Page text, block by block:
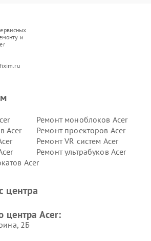
и
Ремонт моноблоков Acer
Acer
Ремонт проекторов Acer
Ремонт VR систем Acer
Ремонт ультрабуков Acer
Acer
центра
центра Acer:
2Б